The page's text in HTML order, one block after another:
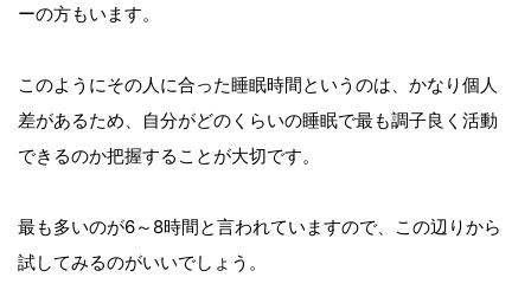
ーの方もいます。
このようにその人に合った睡眠時間というのは、かなり個人
差があるため、自分がどのくらいの睡眠で最も調子良く活動
できるのか把握することが大切です。
最も多いのが6～8時間と言われていますので、この辺りから
試してみるのがいいでしょう。